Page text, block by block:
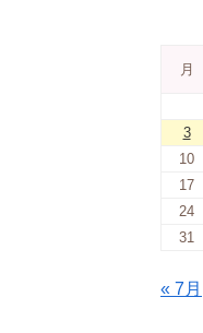
月
3
10
17
24
31
« 7月